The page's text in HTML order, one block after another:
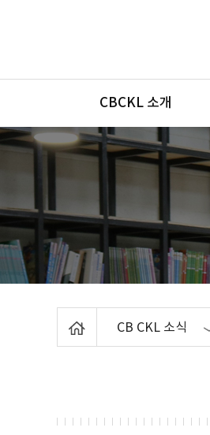
메뉴
CBCKL 소개
CB CKL 소식